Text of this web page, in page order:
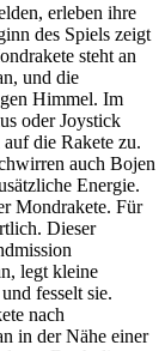
erleben ihre
des Spiels zeigt
steht an
und die
Himmel. Im
oder Joystick
die Rakete zu.
auch Bojen
Energie.
Mondrakete. Für
Dieser
legt kleine
fesselt sie.
nach
in der Nähe einer